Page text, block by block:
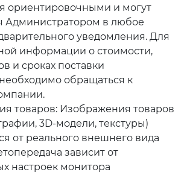
ориентировочными и могут
Администратором в любое
уведомления. Для
информации о стоимости,
и сроках поставки
обращаться к
товаров: Изображения товаров
3D-модели, текстуры)
от реального внешнего вида
зависит от
настроек монитора